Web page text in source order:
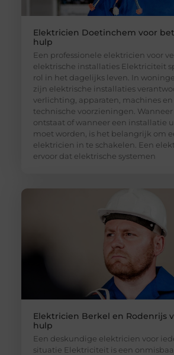
Elektricien Doetinchem voor
hulp
Een professionele elektricien voor
elektrische installaties Elektriciteit
rol in het dagelijks leven. In
zijn elektrische installaties
verlichting, apparaten, machines
technische voorzieningen.
ontstaat of wanneer een installatie
moet worden, is het belangrijk om
elektricien in te schakelen. Een
ervoor dat elektrische systemen
Elektricien Berkel en Rodenrijs
hulp
Een deskundige elektricien voor
situatie Elektriciteit is een